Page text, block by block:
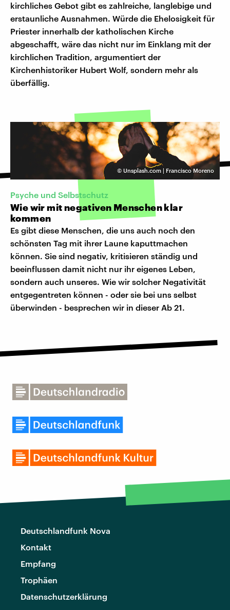
kirchliches Gebot gibt es zahlreiche, langlebige und
erstaunliche Ausnahmen. Würde die Ehelosigkeit für
Priester innerhalb der katholischen Kirche
abgeschafft, wäre das nicht nur im Einklang mit der
kirchlichen Tradition, argumentiert der
Kirchenhistoriker Hubert Wolf, sondern mehr als
überfällig.
© Unsplash.com | Francisco Moreno
Psyche und Selbstschutz
Wie wir mit negativen Menschen klar
kommen
Es gibt diese Menschen, die uns auch noch den
schönsten Tag mit ihrer Laune kaputtmachen
können. Sie sind negativ, kritisieren ständig und
beeinflussen damit nicht nur ihr eigenes Leben,
sondern auch unseres. Wie wir solcher Negativität
entgegentreten können - oder sie bei uns selbst
überwinden - besprechen wir in dieser Ab 21.
Deutschlandfunk Nova
Kontakt
Empfang
Trophäen
Datenschutzerklärung